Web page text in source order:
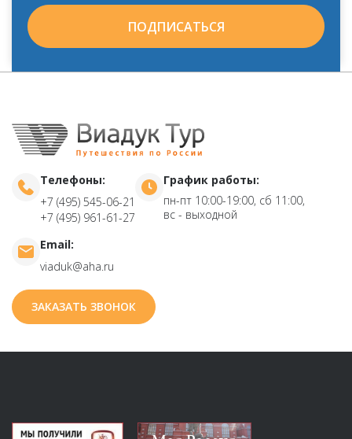
ПОДПИСАТЬСЯ
Телефоны:
+7 (495) 545-06-21
+7 (495) 961-61-27
График работы:
пн-пт 10:00-19:00, сб 11:00,
вс - выходной
Email:
viaduk@aha.ru
ЗАКАЗАТЬ ЗВОНОК